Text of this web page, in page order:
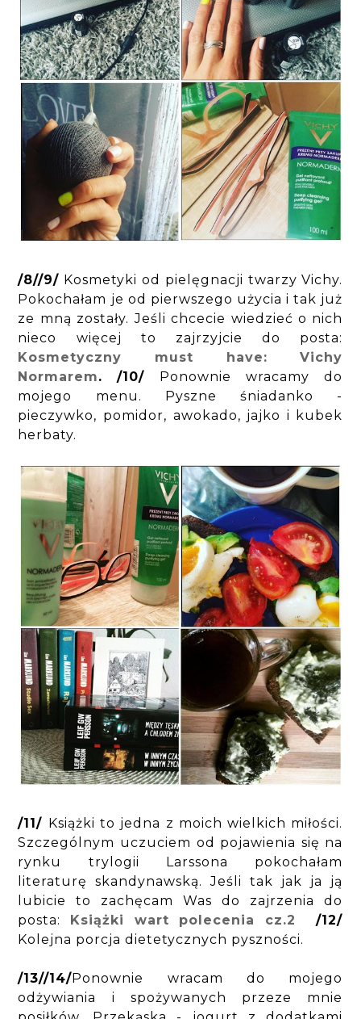
/8//9/ Kosmetyki od pielęgnacji twarzy Vichy.
Pokochałam je od pierwszego użycia i tak już
ze mną zostały. Jeśli chcecie wiedzieć o nich
nieco więcej to zajrzyjcie do posta:
Kosmetyczny must have: Vichy
Normarem. /10/ Ponownie wracamy do
mojego menu. Pyszne śniadanko -
pieczywko, pomidor, awokado, jajko i kubek
herbaty.
/11/ Książki to jedna z moich wielkich miłości.
Szczególnym uczuciem od pojawienia się na
rynku trylogii Larssona pokochałam
literaturę skandynawską. Jeśli tak jak ja ją
lubicie to zachęcam Was do zajrzenia do
posta: Książki wart polecenia cz.2
/12/
Kolejna porcja dietetycznych pyszności.
/13//14/Ponownie wracam do mojego
odżywiania i spożywanych przeze mnie